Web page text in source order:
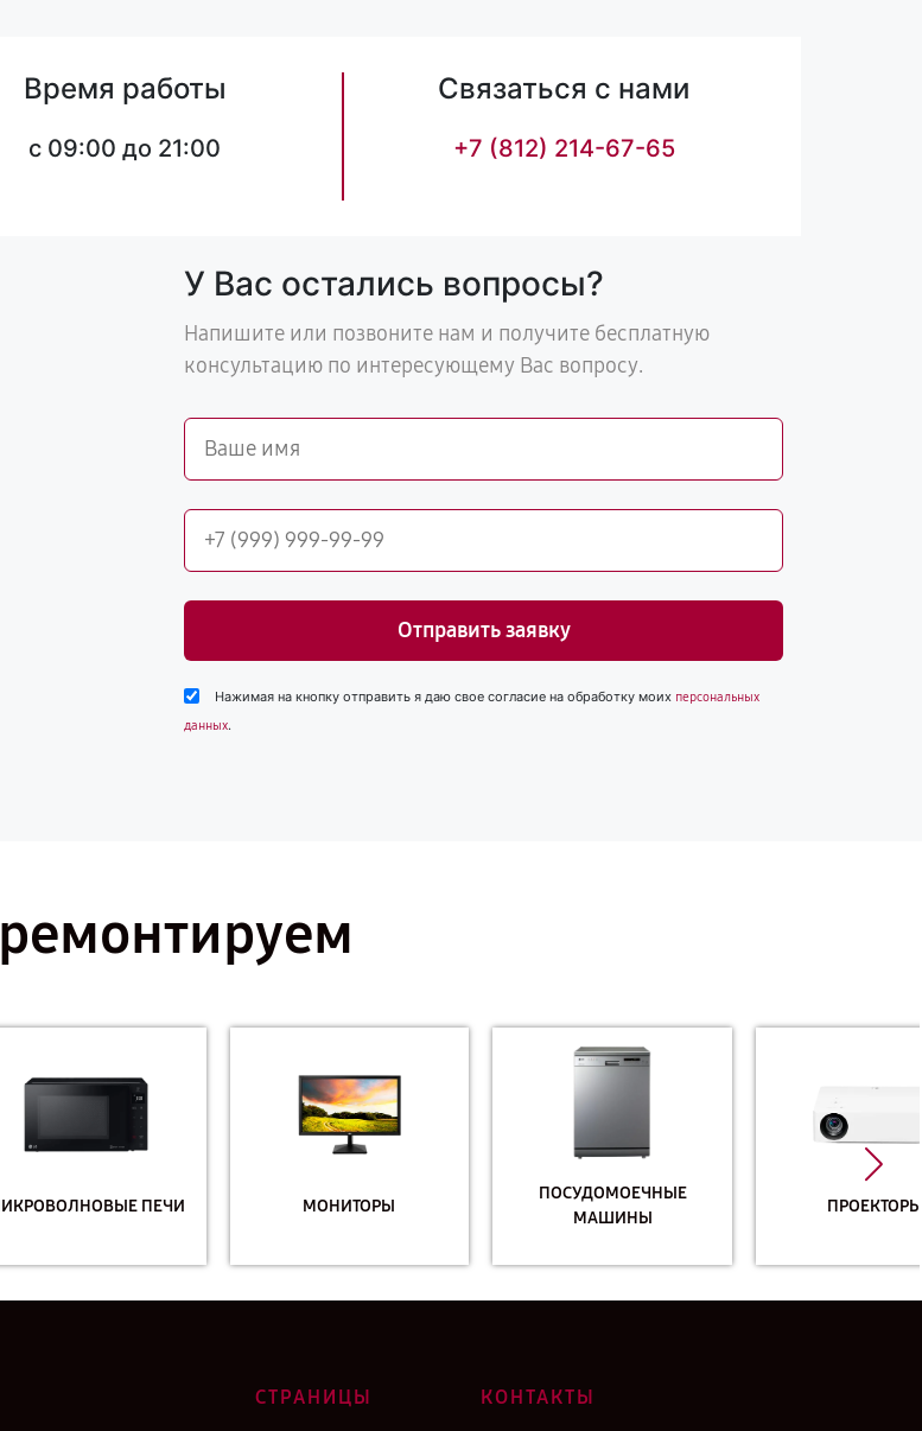
Время работы
c 09:00 до 21:00
Связаться с нами
+7 (812) 214-67-65
У Вас остались вопросы?
Напишите или позвоните нам и получите бесплатную
консультацию по интересующему Вас вопросу.
Отправить заявку
Нажимая на кнопку отправить я даю свое согласие на обработку моих персональных
данных.
ПЕЧИ
ПОСУДОМОЕЧНЫЕ
ПРОЕКТОРЫ
СТРАНИЦЫ КОНТАКТЫ